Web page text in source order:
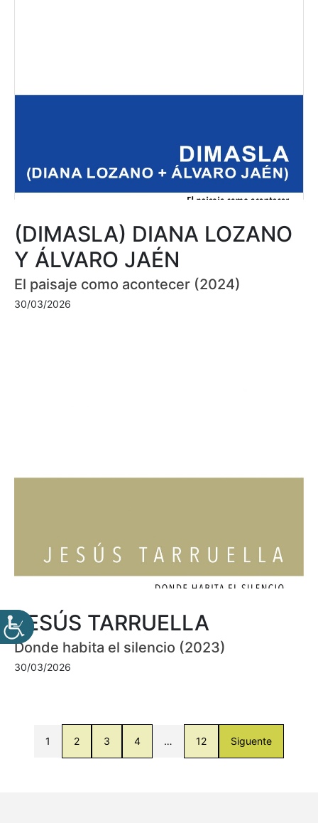
(DIMASLA) DIANA LOZANO
Y ÁLVARO JAÉN
El paisaje como acontecer (2024)
30/03/2026
JESÚS TARRUELLA
Donde habita el silencio (2023)
30/03/2026
1 2 3 4 … 12 Siguente